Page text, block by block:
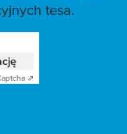
tesa.
⇗